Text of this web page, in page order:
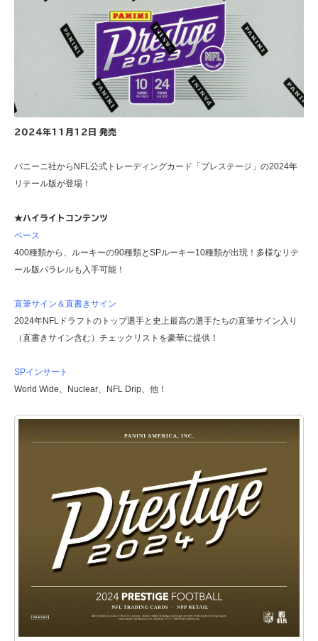
2024年11月12日 発売
パニーニ社からNFL公式トレーディングカード「プレステージ」の2024年
リテール版が登場！
★ハイライトコンテンツ
ベース
400種類から、ルーキーの90種類とSPルーキー10種類が出現！多様なリテ
ール版パラレルも入手可能！
直筆サイン＆直書きサイン
2024年NFLドラフトのトップ選手と史上最高の選手たちの直筆サイン入り
（直書きサイン含む）チェックリストを豪華に提供！
SPインサート
World Wide、Nuclear、NFL Drip、他！